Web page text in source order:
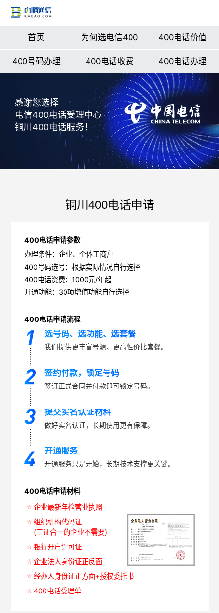
首页 为何选电信400 400电话价值
400号码办理 400电话收费 400电话办理
感谢您选择
电信400电话受理中心
铜川400电话服务！
铜川400电话申请
400电话申请参数
办理条件：企业、个体工商户
400号码选号：根据实际情况自行选择
400电话资费：1000元/年起
开通功能：30项增值功能自行选择
400电话申请流程
选号码、选功能、选套餐
我们提供更丰富号源、更高性价比套餐。
签约付款，锁定号码
签订正式合同并付款即可锁定号码。
提交实名认证材料
做好实名认证，长期使用更有保障。
开通服务
开通服务只是开始，长期技术支撑更关键。
400电话申请材料
企业最新年检营业执照
组织机构代码证
(三证合一的企业不需要)
银行开户许可证
企业法人身份证正反面
经办人身份证正方面+授权委托书
400电话受理单